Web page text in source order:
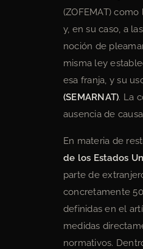
(ZOFEMAT)
y, en su caso, a
noción de
misma ley
esa franja, y su
(SEMARNAT). La
ausencia de
En materia de
de los Estados
parte de
concretamente
definidas en el
medidas
normativos.